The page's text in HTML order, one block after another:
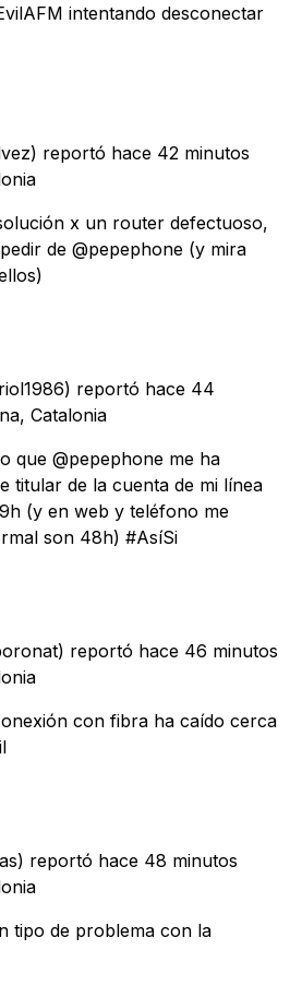
intentando desconectar
reportó hace 42 minutos
x un router defectuoso,
de @pepephone (y mira
reportó hace 44
Catalonia
que @pepephone me ha
titular de la cuenta de mi línea
(y en web y teléfono me
son 48h) #AsíSi
reportó hace 46 minutos
con fibra ha caído cerca
reportó hace 48 minutos
tipo de problema con la